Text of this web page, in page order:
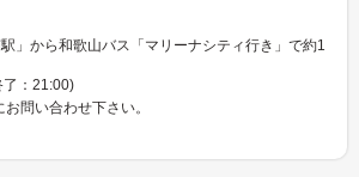
」から和歌山バス「マリーナシティ行き」で約1
了：21:00)
問い合わせ下さい。